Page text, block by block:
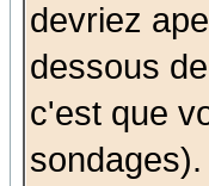
devriez
dessous
c'est que